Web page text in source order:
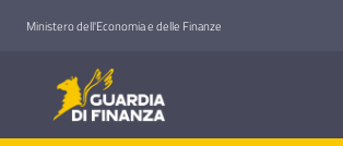
Ministero dell'Economia e delle Finanze
Guardia di Finanza
Guardia di Finanza